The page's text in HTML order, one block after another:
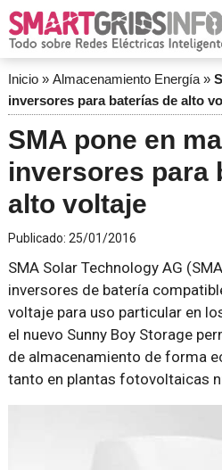
Inicio» Almacenamiento Energía»
inversores para baterías de alto
SMA pone en
inversores para
alto voltaje
Publicado: 25/01/2016
SMA Solar Technology AG
inversores de batería
voltaje para uso particular en
el nuevo Sunny Boy Storage
de almacenamiento de forma
tanto en plantas fotovoltaicas